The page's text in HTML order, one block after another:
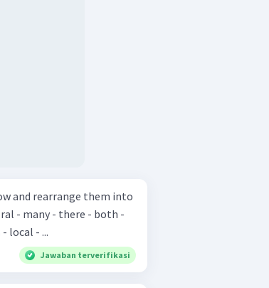
and rearrange them into
local - ...
Jawaban terverifikasi